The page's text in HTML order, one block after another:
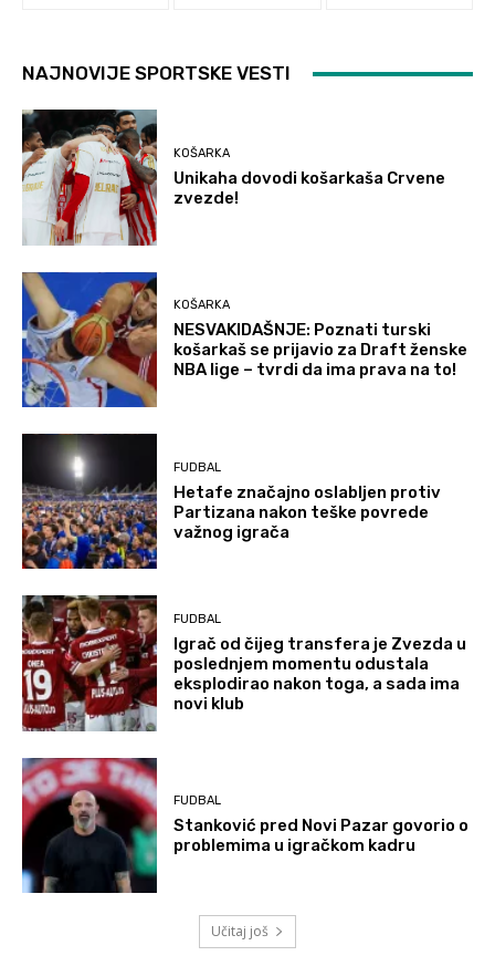
NAJNOVIJE SPORTSKE VESTI
KOŠARKA
Unikaha dovodi košarkaša Crvene
zvezde!
KOŠARKA
NESVAKIDAŠNJE: Poznati turski
košarkaš se prijavio za Draft ženske
NBA lige – tvrdi da ima prava na to!
FUDBAL
Hetafe značajno oslabljen protiv
Partizana nakon teške povrede
važnog igrača
FUDBAL
Igrač od čijeg transfera je Zvezda u
poslednjem momentu odustala
eksplodirao nakon toga, a sada ima
novi klub
FUDBAL
Stanković pred Novi Pazar govorio o
problemima u igračkom kadru
Učitaj još